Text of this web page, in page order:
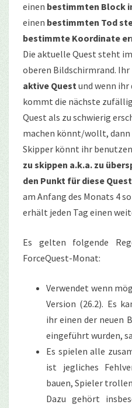
einen bestimmten Block
einen bestimmten Tod
bestimmte Koordinate
Die aktuelle Quest steht
oberen Bildschirmrand.
aktive Questund wenn
kommt die nächste
Quest als zu schwierig
machen könnt/wollt, dann
Skipper könnt ihr
zu skippen a.k.a. zu
den Punkt für diese
am Anfang des Monats 4
erhält jeden Tag einen
Es gelten folgende
ForceQuest-Monat:
Verwendet wenn
Version (26.2). Es
ihr einen der neuen
eingeführt wurden,
Es spielen alle
ist jegliches
bauen, Spieler
Dazu gehört